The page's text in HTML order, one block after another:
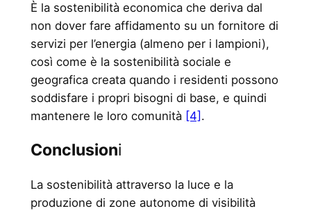
È la sostenibilità economica che deriva dal
non dover fare affidamento su un fornitore di
servizi per l’energia (almeno per i lampioni),
così come è la sostenibilità sociale e
geografica creata quando i residenti possono
soddisfare i propri bisogni di base, e quindi
mantenere le loro comunità [4] .
Conclusioni
La sostenibilità attraverso la luce e la
produzione di zone autonome di visibilità